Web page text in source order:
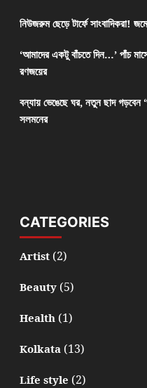
নিউজরুম ছেড়ে টার্ফে সাংবাদিকরা!
‘আমাদের একটু বাঁচতে দিন…’ পাঁচ
রণজয়ের
বন্যায় ভেঙেছে ঘর, নতুন ছাদ গড়বেন
সলমনের
CATEGORIES
Artist(2)
Beauty(5)
Health(1)
Kolkata(13)
Life style (2)